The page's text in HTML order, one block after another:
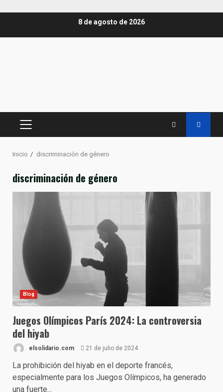
8 de agosto de 2026
MENÚ
Inicio discriminación de género
discriminación de género
Blog
Juegos Olímpicos París 2024: La controversia
del hiyab
elsolidario.com 21 de julio de 2024
La prohibición del hiyab en el deporte francés,
especialmente para los Juegos Olímpicos, ha generado
una fuerte...